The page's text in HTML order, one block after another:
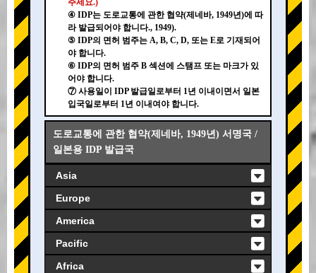
주세요.)
④ IDP는 도로교통에 관한 협약(제네바, 1949년)에 따
라 발급되어야 합니다., 1949).
⑤ IDP의 면허 범주는 A, B, C, D, 또는 E로 기재되어
야 합니다.
⑥ IDP의 면허 범주 B 섹션에 스탬프 또는 마크가 있
어야 합니다.
⑦ 사용일이 IDP 발급일로부터 1년 이내이면서 일본
입국일로부터 1년 이내여야 합니다.
도로교통에 관한 협약(제네바, 1949년) 서명국 /
일본용 IDP 발급국
Asia
Europe
America
Pacific
Africa